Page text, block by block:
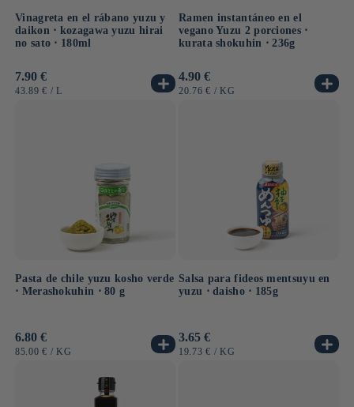
Vinagreta en el rábano yuzu y
daikon ⋅ kozagawa yuzu hirai
no sato ⋅ 180ml
Precio
habitual
7.90 €
PRECIO
43.89 € / POR
L
Ramen instantáneo en el
vegano Yuzu 2 porciones ⋅
kurata shokuhin ⋅ 236g
Precio
habitual
4.90 €
PRECIO
20.76 € / POR
KG
Pasta de chile yuzu kosho verde
⋅ Merashokuhin ⋅ 80 g
Precio
habitual
6.80 €
PRECIO
85.00 € / POR
KG
Salsa para fideos mentsuyu en
yuzu ⋅ daisho ⋅ 185g
Precio
habitual
3.65 €
PRECIO
19.73 € / POR
KG